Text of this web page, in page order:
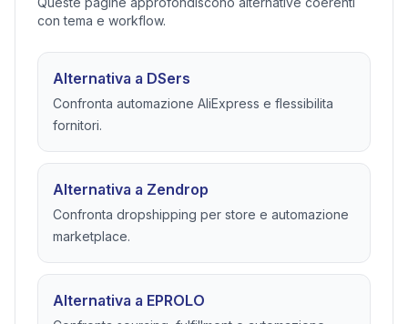
con tema e workflow.
Alternativa a DSers
Confronta automazione AliExpress e flessibilita
fornitori.
Alternativa a Zendrop
Confronta dropshipping per store e automazione
marketplace.
Alternativa a EPROLO